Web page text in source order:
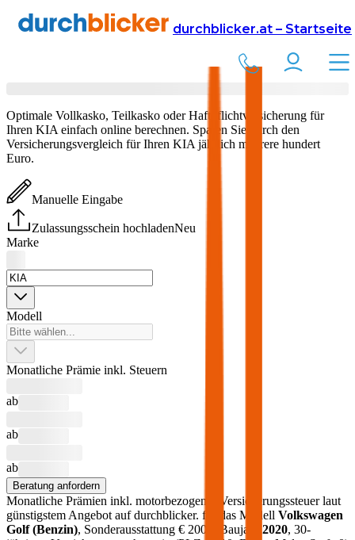
durchblicker.at – Startseite
Versicherung Autoversicherung
Versicherung vergleichen & abschließen
Optimale Vollkasko, Teilkasko oder Haftpflichtversicherung für
Ihren KIAeinfach online berechnen. Sparen Sie durch den
Versicherungsvergleich für Ihren KIAjährlich mehrere hundert
Euro.
Manuelle Eingabe
Zulassungsschein hochladenNeu
Marke
Modell
Monatliche Prämie inkl. Steuern
ab
ab
ab
Beratung anfordern
Monatliche Prämien inkl. motorbezogener Versicherungssteuer laut
günstigstem Angebot auf durchblicker. für das Modell Volkswagen
Golf(Benzin), Sonderausstattung € 2000 , Baujahr 2020, 30-